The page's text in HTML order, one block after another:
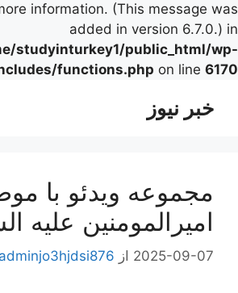
information. (This message was
added in version 6.7.0.) in
studyinturkey1/public_html/wp-
functions.php on line 6170
خبر نیوز
مجموعه ویدئو با
امیرالمومنین علیه
2025-09-07 از adminjo3hjdsi876